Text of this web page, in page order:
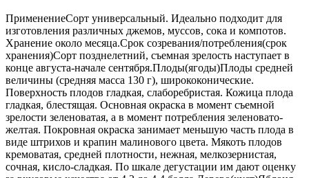
ПрименениеСорт универсальный. Идеально подходит для
изготовления различных джемов, муссов, сока и компотов.
Хранение около месяца.Срок созревания/потребления(срок
хранения)Сорт позднелетний, съемная зрелость наступает в
конце августа-начале сентября.Плоды(ягоды)Плоды средней
величины (средняя масса 130 г), ширококонические.
Поверхность плодов гладкая, слаборебристая. Кожица плода
гладкая, блестящая. Основная окраска в момент съемной
зрелости зеленоватая, а в момент потребления зеленовато-
желтая. Покровная окраска занимает меньшую часть плода в
виде штрихов и крапин малинового цвета. Мякоть плодов
кремоватая, средней плотности, нежная, мелкозернистая,
сочная, кисло-сладкая. По шкале дегустации им дают оценку